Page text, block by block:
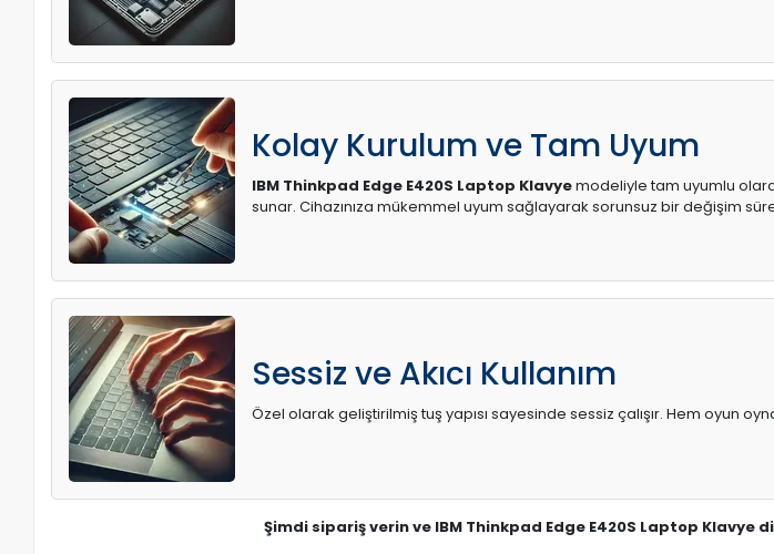
Kolay Kurulum ve Tam Uyum
IBM Thinkpad Edge E420S Laptop Klavyemodeliyle tam uyumlu
sunar. Cihazınıza mükemmel uyum sağlayarak sorunsuz bir değişim
Sessiz ve Akıcı Kullanım
Özel olarak geliştirilmiş tuş yapısı sayesinde sessiz çalışır. Hem oyun
Şimdi sipariş verin ve IBM Thinkpad Edge E420S Laptop